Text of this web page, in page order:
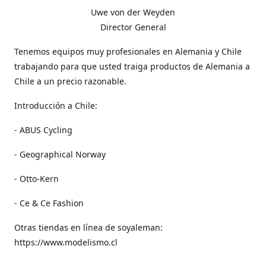
Uwe von der Weyden
Director General
Tenemos equipos muy profesionales en Alemania y Chile
trabajando para que usted traiga productos de Alemania a
Chile a un precio razonable.
Introducción a Chile:
- ABUS Cycling
- Geographical Norway
- Otto-Kern
- Ce & Ce Fashion
Otras tiendas en línea de soyaleman:
https://www.modelismo.cl